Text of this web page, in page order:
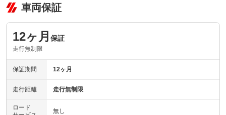
車両保証
12ヶ月 保証
走行無制限
保証期間 12ヶ月
走行距離 走行無制限
ロード
無し